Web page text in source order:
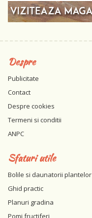
Despre
Publicitate
Contact
Despre cookies
Termeni si conditii
ANPC
Sfaturi utile
Bolile si daunatorii plantelor
Ghid practic
Planuri gradina
Pomi fructiferi